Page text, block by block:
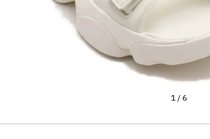
アディダス ピックアップ
ライフスタイルランニング
すべてのウェア
すべてのバッグ
アディダス ピックアップ
ライフスタイルランニング
アンダーウェア
すべてのウェア
すべてのバッグ
1 /6